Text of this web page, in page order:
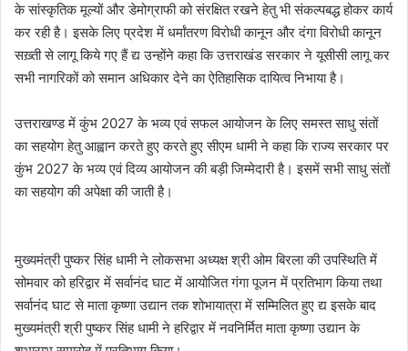
के सांस्कृतिक मूल्यों और डेमोग्राफी को संरक्षित रखने हेतु भी संकल्पबद्ध होकर कार्य
कर रही है। इसके लिए प्रदेश में धर्मांतरण विरोधी कानून और दंगा विरोधी कानून
सख़्ती से लागू किये गए हैं द्य उन्होंने कहा कि उत्तराखंड सरकार ने यूसीसी लागू कर
सभी नागरिकों को समान अधिकार देने का ऐतिहासिक दायित्व निभाया है।
उत्तराखण्ड में कुंभ 2027 के भव्य एवं सफल आयोजन के लिए समस्त साधु संतों
का सहयोग हेतु आह्वान करते हुए करते हुए सीएम धामी ने कहा कि राज्य सरकार पर
कुंभ 2027 के भव्य एवं दिव्य आयोजन की बड़ी जिम्मेदारी है। इसमें सभी साधु संतों
का सहयोग की अपेक्षा की जाती है।
मुख्यमंत्री पुष्कर सिंह धामी ने लोकसभा अध्यक्ष श्री ओम बिरला की उपस्थिति में
सोमवार को हरिद्वार में सर्वानंद घाट में आयोजित गंगा पूजन में प्रतिभाग किया तथा
सर्वानंद घाट से माता कृष्णा उद्यान तक शोभायात्रा में सम्मिलित हुए द्य इसके बाद
मुख्यमंत्री श्री पुष्कर सिंह धामी ने हरिद्वार में नवनिर्मित माता कृष्णा उद्यान के